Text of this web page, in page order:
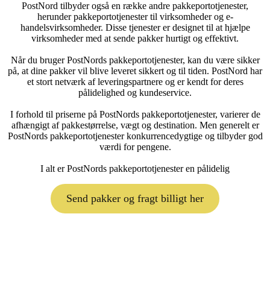
PostNord tilbyder også en række andre pakkeportotjenester,
herunder pakkeportotjenester til virksomheder og e-
handelsvirksomheder. Disse tjenester er designet til at hjælpe
virksomheder med at sende pakker hurtigt og effektivt.
Når du bruger PostNords pakkeportotjenester, kan du være sikker
på, at dine pakker vil blive leveret sikkert og til tiden. PostNord har
et stort netværk af leveringspartnere og er kendt for deres
pålidelighed og kundeservice.
I forhold til priserne på PostNords pakkeportotjenester, varierer de
afhængigt af pakkestørrelse, vægt og destination. Men generelt er
PostNords pakkeportotjenester konkurrencedygtige og tilbyder god
værdi for pengene.
I alt er PostNords pakkeportotjenester en pålidelig
Send pakker og fragt billigt her